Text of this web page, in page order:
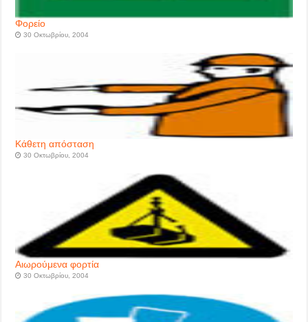
Φορείο
30 Οκτωβρίου, 2004
Κάθετη απόσταση
30 Οκτωβρίου, 2004
Aιωρούμενα φορτία
30 Οκτωβρίου, 2004